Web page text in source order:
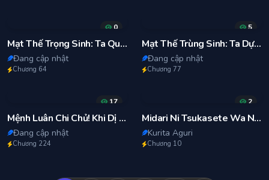
0
Mạt Thế Trọng Sinh: Ta Quay Gacha Làm Trùm!
Đang cập nhật
Chương 64
5
Mạt Thế Trùng Sinh: Ta Dựa Vào Mở Rương Vấn Dỉnh Đỉnh Phong
Đang cập nhật
Chương 77
17
Mệnh Luân Chi Chủ! Khi Dị Biến Giáng Lâm Nhân Gian!
Đang cập nhật
Chương 224
2
Midari Ni Tsukasete Wa Narimasen
Kurita Aguri
Chương 10